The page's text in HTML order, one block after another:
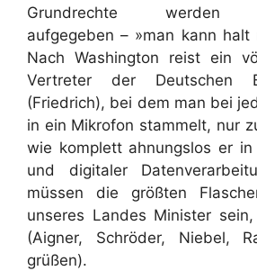
Grundrechte werden
aufgegeben – »man kann halt
Nach Washington reist ein
Vertreter der Deutschen
(Friedrich), bei dem man bei
in ein Mikrofon stammelt, nur
wie komplett ahnungslos er in
und digitaler
müssen die größten
unseres Landes Minister
(Aigner, Schröder, Niebel,
grüßen).